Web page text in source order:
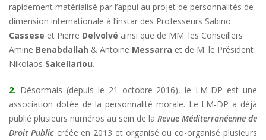
rapidement matérialisé par l’appui au projet de personnalités de
dimension internationale à l’instar des Professeurs Sabino
Cassese et Pierre Delvolvé ainsi que de MM. les Conseillers
Amine Benabdallah & Antoine Messarra et de M. le Président
Nikolaos Sakellariou.
2. Désormais (depuis le 21 octobre 2016), le LM-DP est une
association dotée de la personnalité morale. Le LM-DP a déjà
publié plusieurs numéros au sein de la Revue Méditerranéenne de
Droit Publiccréée en 2013 et organisé ou co-organisé plusieurs